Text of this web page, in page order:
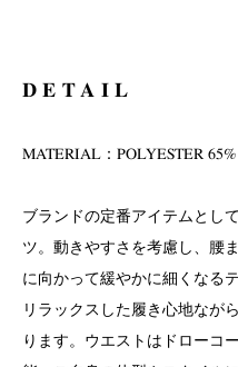
DETAIL
MATERIAL：POLYESTER
ブランドの定番アイテムとし
ツ。動きやすさを考慮し、腰
に向かって緩やかに細くなる
リラックスした履き心地なが
ります。ウエストはドローコ